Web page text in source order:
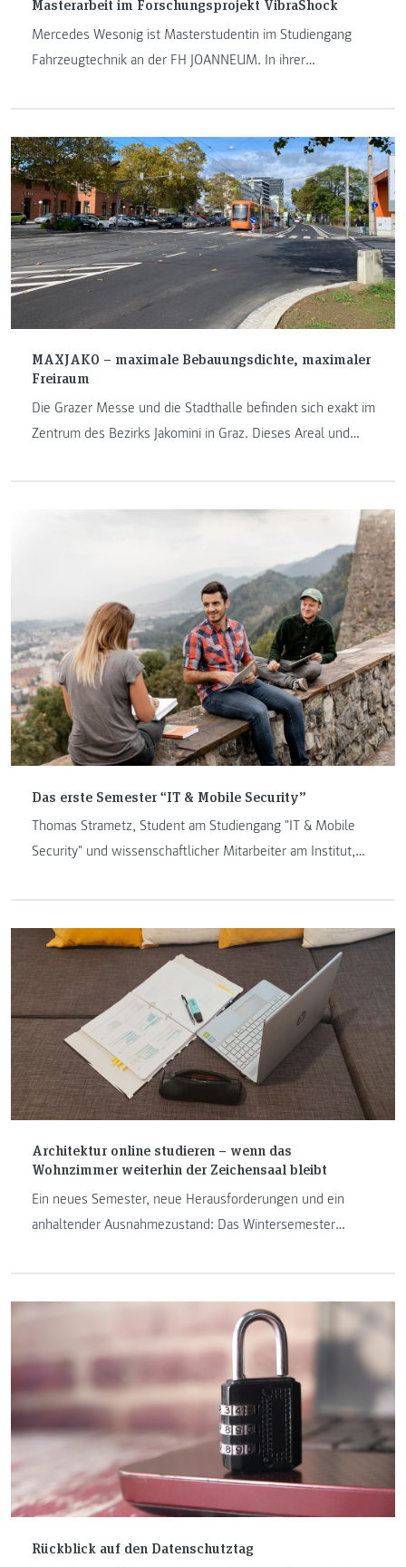
Masterarbeit im Forschungsprojekt VibraShock
Mercedes Wesonig ist Masterstudentin im Studiengang
Fahrzeugtechnik an der FH JOANNEUM. In ihrer
Batterien in elektrischen Offroad-Motorrädern.
MAXJAKO – maximale Bebauungsdichte, maximaler
Freiraum
Die Grazer Messe und die Stadthalle befinden sich exakt im
Zentrum des Bezirks Jakomini in Graz. Dieses Areal und
Raum“ im Masterstudium Architektur herangezogen.
Das erste Semester “IT & Mobile Security”
Thomas Strametz, Student am Studiengang "IT & Mobile
Security" und wissenschaftlicher Mitarbeiter am Institut,
typische Woche und die Herausforderungen warten in
diesem Beitrag auf Sie.
Architektur online studieren – wenn das
Wohnzimmer weiterhin der Zeichensaal bleibt
Ein neues Semester, neue Herausforderungen und ein
anhaltender Ausnahmezustand: Das Wintersemester
studieren“ auf eine Zeit voller Höhen und Tiefen zurück.
Rückblick auf den Datenschutztag